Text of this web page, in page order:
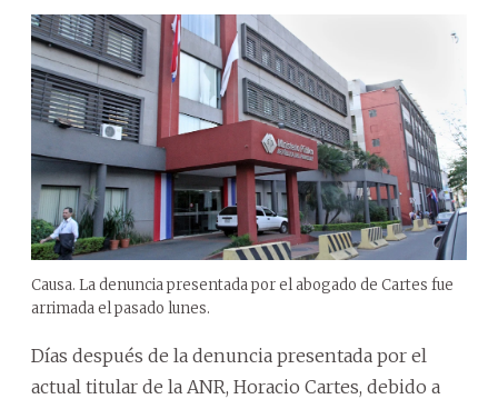
Causa. La denuncia presentada por el abogado de Cartes fue
arrimada el pasado lunes.
Días después de la denuncia presentada por el
actual titular de la ANR, Horacio Cartes, debido a